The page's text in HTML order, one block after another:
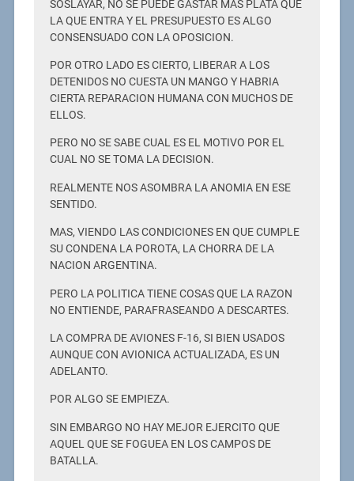
SOSLAYAR, NO SE PUEDE GASTAR MAS PLATA QUE
LA QUE ENTRA Y EL PRESUPUESTO ES ALGO
CONSENSUADO CON LA OPOSICION.
POR OTRO LADO ES CIERTO, LIBERAR A LOS
DETENIDOS NO CUESTA UN MANGO Y HABRIA
CIERTA REPARACION HUMANA CON MUCHOS DE
ELLOS.
PERO NO SE SABE CUAL ES EL MOTIVO POR EL
CUAL NO SE TOMA LA DECISION.
REALMENTE NOS ASOMBRA LA ANOMIA EN ESE
SENTIDO.
MAS, VIENDO LAS CONDICIONES EN QUE CUMPLE
SU CONDENA LA POROTA, LA CHORRA DE LA
NACION ARGENTINA.
PERO LA POLITICA TIENE COSAS QUE LA RAZON
NO ENTIENDE, PARAFRASEANDO A DESCARTES.
LA COMPRA DE AVIONES F-16, SI BIEN USADOS
AUNQUE CON AVIONICA ACTUALIZADA, ES UN
ADELANTO.
POR ALGO SE EMPIEZA.
SIN EMBARGO NO HAY MEJOR EJERCITO QUE
AQUEL QUE SE FOGUEA EN LOS CAMPOS DE
BATALLA.